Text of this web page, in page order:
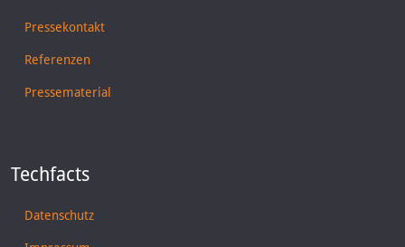
Pressekontakt
Referenzen
Pressematerial
Techfacts
Datenschutz